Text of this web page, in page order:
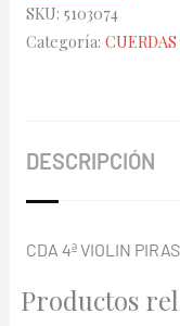
15¾Pm
SKU: 5103074
Categoría: CUERDAS
DESCRIPCIÓN
CDA 4ª VIOLIN
Productos